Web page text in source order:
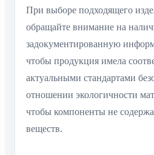
При выборе подходящего
обращайте внимание на
задокументированную
чтобы продукция имела
актуальными стандартами
отношении экологичности
чтобы компоненты не
веществ.